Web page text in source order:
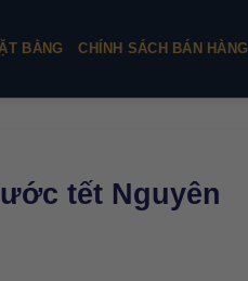
BẰNG CHÍNH SÁCH BÁN HÀNG
tết Nguyên